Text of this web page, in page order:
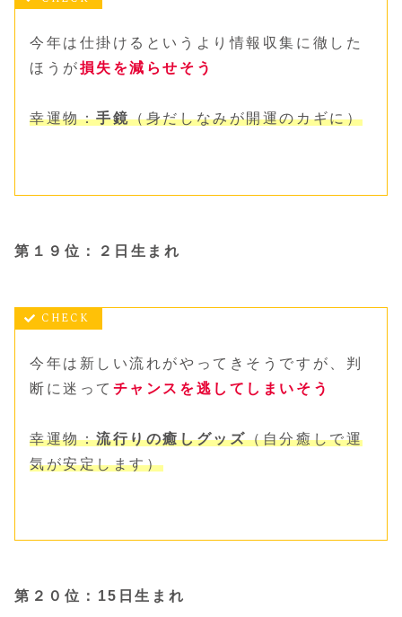
今年は仕掛けるというより情報収集に徹した
ほうが損失を減らせそう
幸運物：手鏡（身だしなみが開運のカギに）
第１９位：２日生まれ
今年は新しい流れがやってきそうですが、判
断に迷って チャンスを逃してしまいそう
幸運物：流行りの癒しグッズ（自分癒しで運
気が安定します）
第２０位：15日生まれ